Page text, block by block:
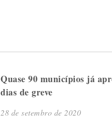
Quase 90 municípios já
dias de greve
28 de setembro de 2020